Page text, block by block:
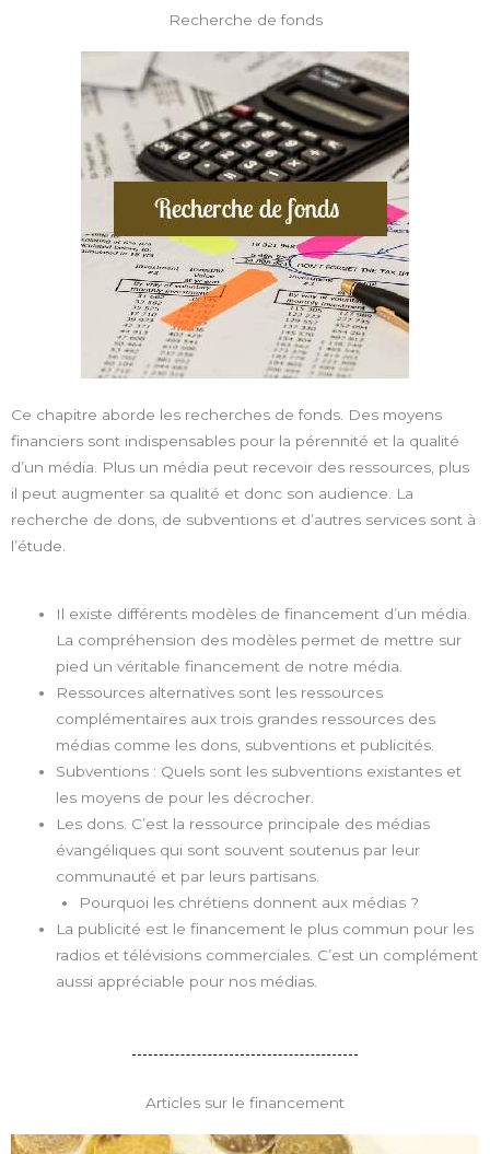
Recherche de fonds
Ce chapitre aborde les recherches de fonds. Des moyens
financiers sont indispensables pour la pérennité et la qualité
d’un média. Plus un média peut recevoir des ressources, plus
il peut augmenter sa qualité et donc son audience. La
recherche de dons, de subventions et d’autres services sont à
l’étude.
Il existe différents modèles de financement d’un média.
La compréhension des modèles permet de mettre sur
pied un véritable financement de notre média.
Ressources alternatives sont les ressources
complémentaires aux trois grandes ressources des
médias comme les dons, subventions et publicités.
Subventions : Quels sont les subventions existantes et
les moyens de pour les décrocher.
Les dons. C’est la ressource principale des médias
évangéliques qui sont souvent soutenus par leur
communauté et par leurs partisans.
Pourquoi les chrétiens donnent aux médias ?
La publicité est le financement le plus commun pour les
radios et télévisions commerciales. C’est un complément
aussi appréciable pour nos médias.
Articles sur le financement